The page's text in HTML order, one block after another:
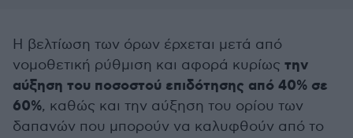
Η βελτίωση των όρων έρχεται μετά από
νομοθετική ρύθμιση και αφορά κυρίως την
αύξηση του ποσοστού επιδότησης από 40% σε
60%, καθώς και την αύξηση του ορίου των
δαπανών που μπορούν να καλυφθούν από το